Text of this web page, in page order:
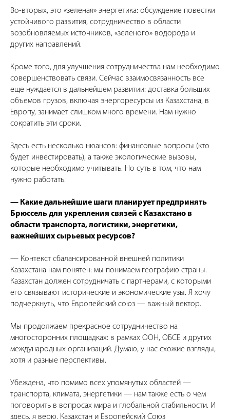
Во-вторых, это «зеленая» энергетика: обсуждение повестки
устойчивого развития, сотрудничество в области
возобновляемых источников, «зеленого» водорода и
других направлений.
Кроме того, для улучшения сотрудничества нам необходимо
совершенствовать связи. Сейчас взаимосвязанность все
еще нуждается в дальнейшем развитии: доставка больших
объемов грузов, включая энергоресурсы из Казахстана, в
Европу, занимает слишком много времени. Нам нужно
сократить эти сроки.
Здесь есть несколько нюансов: финансовые вопросы (кто
будет инвестировать), а также экологические вызовы,
которые необходимо учитывать. Но суть в том, что нам
нужно работать.
— Какие дальнейшие шаги планирует предпринять
Брюссель для укрепления связей с Казахстано в
области транспорта, логистики, энергетики,
важнейших сырьевых ресурсов?
— Контекст сбалансированной внешней политики
Казахстана нам понятен: мы понимаем географию страны.
Казахстан должен сотрудничать с партнерами, с которыми
его связывают исторические и экономические узы. Я хочу
подчеркнуть, что Европейский союз — важный вектор.
Мы продолжаем прекрасное сотрудничество на
многосторонних площадках: в рамках ООН, ОБСЕ и других
международных организаций. Думаю, у нас схожие взгляды,
хотя и разные перспективы.
Убеждена, что помимо всех упомянутых областей —
транспорта, климата, энергетики — нам также есть о чем
поговорить в вопросах мира и глобальной стабильности. И
здесь, я верю, Казахстан и Европейский Союз